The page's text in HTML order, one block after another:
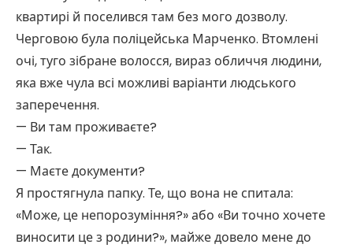
квартирі й поселився там без мого дозволу.
Черговою була поліцейська Марченко. Втомлені
очі, туго зібране волосся, вираз обличчя людини,
яка вже чула всі можливі варіанти людського
заперечення.
— Ви там проживаєте?
— Так.
— Маєте документи?
Я простягнула папку. Те, що вона не спитала:
«Може, це непорозуміння?» або «Ви точно хочете
виносити це з родини?», майже довело мене до